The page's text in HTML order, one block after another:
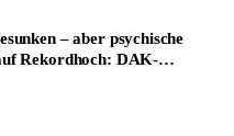
– aber psychische
Rekordhoch: DAK-